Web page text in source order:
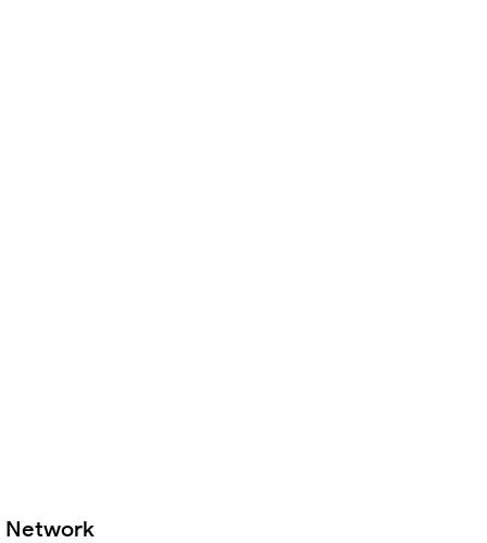
Network